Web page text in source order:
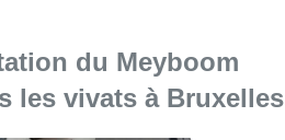
du Meyboom
les vivats à Bruxelles